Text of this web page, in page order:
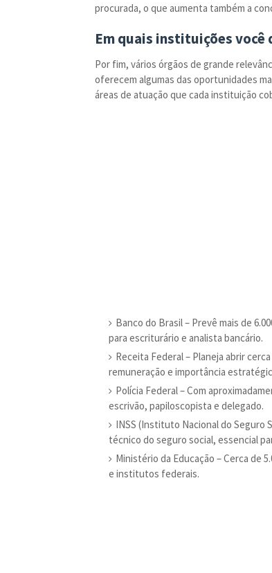
procurada, o que aumenta também a
Em quais instituições você
Por fim, vários órgãos de grande
oferecem algumas das oportunidades
áreas de atuação que cada instituição
Banco do Brasil – Prevê mais de
para escriturário e analista bancário.
Receita Federal – Planeja abrir
remuneração e importância
Polícia Federal – Com
escrivão, papiloscopista e delegado.
INSS (Instituto Nacional do Seguro
técnico do seguro social, essencial
Ministério da Educação – Cerca de
e institutos federais.